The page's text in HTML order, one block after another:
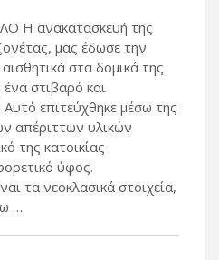
Η ανακατασκευή της
μας έδωσε την
στα δομικά της
ένα στιβαρό και
επιτεύχθηκε μέσω της
απέριττων υλικών
της κατοικίας
ύφος.
τα νεοκλασικά στοιχεία,
…